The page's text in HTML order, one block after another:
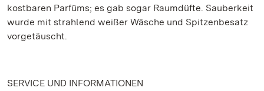
kostbaren Parfüms; es gab sogar Raumdüfte. Sauberkeit
wurde mit strahlend weißer Wäsche und Spitzenbesatz
vorgetäuscht.
SERVICE UND INFORMATIONEN